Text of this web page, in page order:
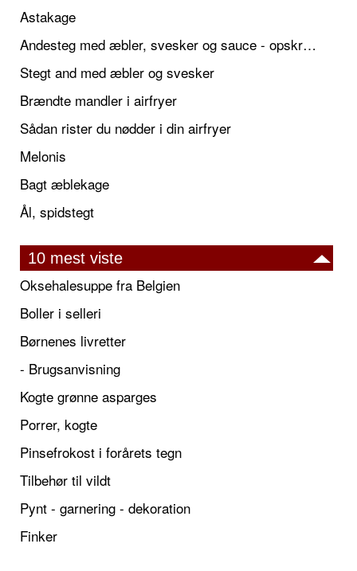
Astakage
Andesteg med æbler, svesker og sauce - opskrift også til jul
Stegt and med æbler og svesker
Brændte mandler i airfryer
Sådan rister du nødder i din airfryer
Melonis
Bagt æblekage
Ål, spidstegt
10 mest viste
Oksehalesuppe fra Belgien
Boller i selleri
Børnenes livretter
- Brugsanvisning
Kogte grønne asparges
Porrer, kogte
Pinsefrokost i forårets tegn
Tilbehør til vildt
Pynt - garnering - dekoration
Finker